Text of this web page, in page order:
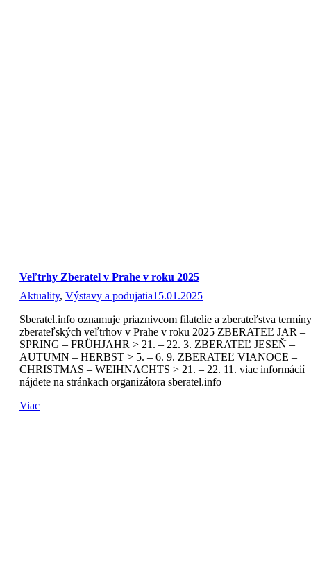
Veľtrhy Zberatel v Prahe v roku 2025
Aktuality, Výstavy a podujatia15.01.2025
Sberatel.info oznamuje priaznivcom filatelie a zberateľstva termíny
zberateľských veľtrhov v Prahe v roku 2025 ZBERATEĽ JAR –
SPRING – FRÜHJAHR > 21. – 22. 3. ZBERATEĽ JESEŇ –
AUTUMN – HERBST > 5. – 6. 9. ZBERATEĽ VIANOCE –
CHRISTMAS – WEIHNACHTS > 21. – 22. 11. viac informácií
nájdete na stránkach organizátora sberatel.info
Viac